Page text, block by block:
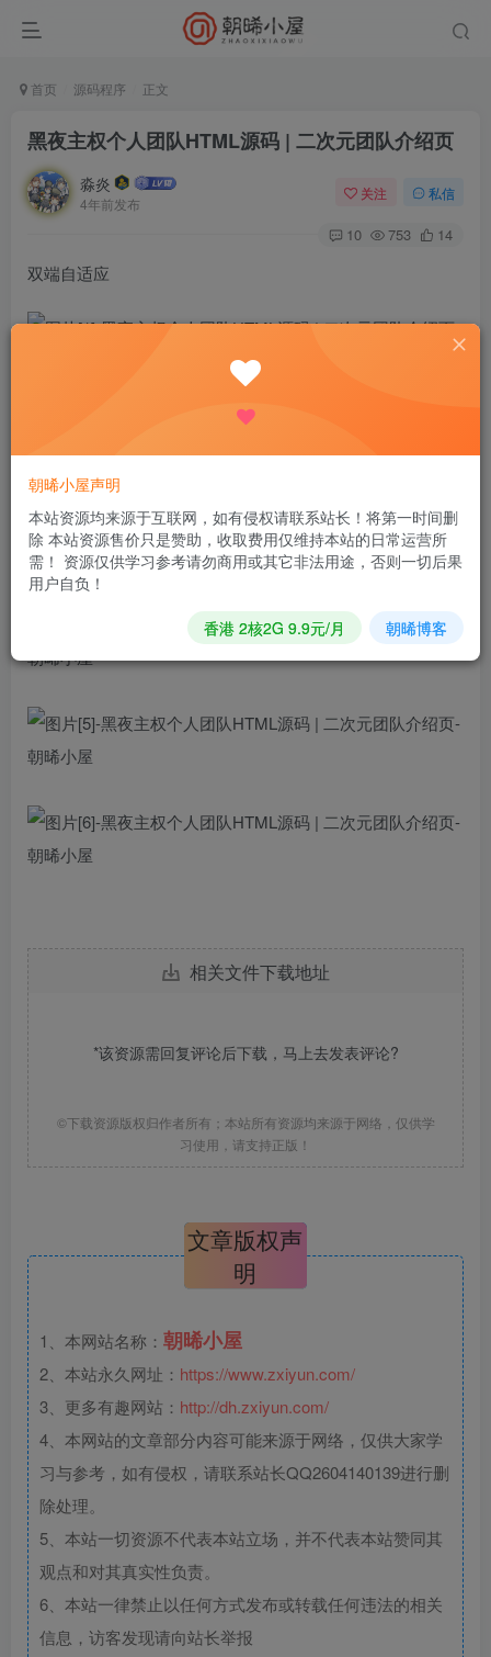
首页 源码程序 正文
黑夜主权个人团队HTML源码 | 二次元团队介绍页
淼炎
4年前发布
关注 私信
10 753 14
双端自适应
相关文件下载地址
*该资源需回复评论后下载，马上去发表评论?
©下载资源版权归作者所有；本站所有资源均来源于网络，仅供学
习使用，请支持正版！
文章版权声
明
1、本网站名称： 朝晞小屋
2、本站永久网址： https://www.zxiyun.com/
3、更多有趣网站： http://dh.zxiyun.com/
4、本网站的文章部分内容可能来源于网络，仅供大家学
习与参考，如有侵权，请联系站长QQ2604140139进行删
除处理。
5、本站一切资源不代表本站立场，并不代表本站赞同其
观点和对其真实性负责。
6、本站一律禁止以任何方式发布或转载任何违法的相关
信息，访客发现请向站长举报
朝晞小屋声明
本站资源均来源于互联网，如有侵权请联系站长！将第一时间删
除 本站资源售价只是赞助，收取费用仅维持本站的日常运营所
需！ 资源仅供学习参考请勿商用或其它非法用途，否则一切后果
用户自负！
香港 2核2G 9.9元/月 朝晞博客